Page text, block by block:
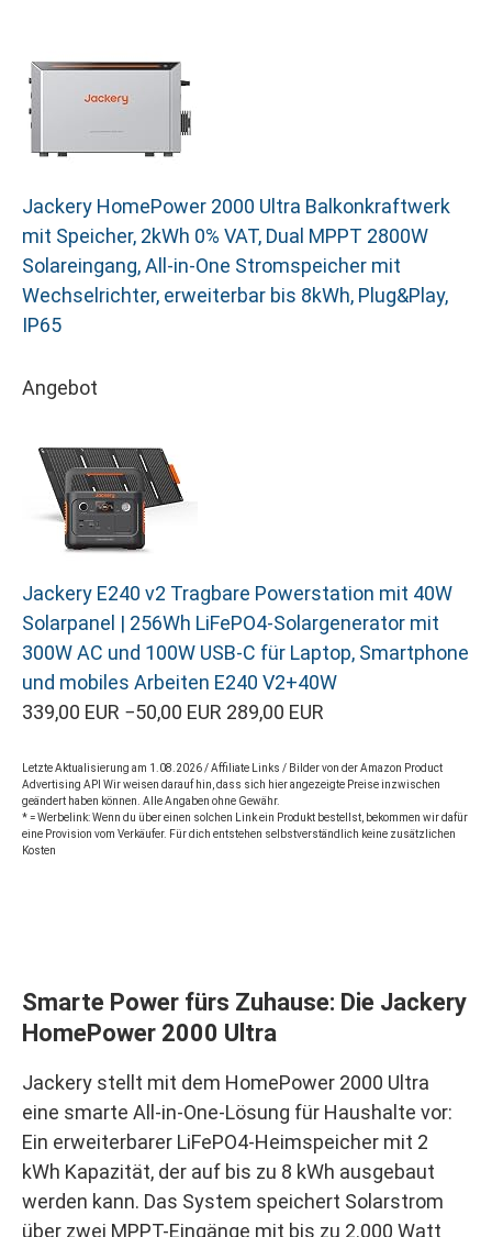
Jackery HomePower 2000 Ultra Balkonkraftwerk
mit Speicher, 2kWh 0% VAT, Dual MPPT 2800W
Solareingang, All-in-One Stromspeicher mit
Wechselrichter, erweiterbar bis 8kWh, Plug&Play,
IP65
Angebot
Jackery E240 v2 Tragbare Powerstation mit 40W
Solarpanel | 256Wh LiFePO4-Solargenerator mit
300W AC und 100W USB-C für Laptop, Smartphone
und mobiles Arbeiten E240 V2+40W
339,00 EUR −50,00 EUR 289,00 EUR
Letzte Aktualisierung am 1.08.2026 / Affiliate Links / Bilder von der Amazon Product
Advertising API Wir weisen darauf hin, dass sich hier angezeigte Preise inzwischen
geändert haben können. Alle Angaben ohne Gewähr.
* = Werbelink: Wenn du über einen solchen Link ein Produkt bestellst, bekommen wir dafür
eine Provision vom Verkäufer. Für dich entstehen selbstverständlich keine zusätzlichen
Kosten
Smarte Power fürs Zuhause: Die Jackery
HomePower 2000 Ultra
Jackery stellt mit dem HomePower 2000 Ultra
eine smarte All-in-One-Lösung für Haushalte vor:
Ein erweiterbarer LiFePO4-Heimspeicher mit 2
kWh Kapazität, der auf bis zu 8 kWh ausgebaut
werden kann. Das System speichert Solarstrom
über zwei MPPT-Eingänge mit bis zu 2.000 Watt